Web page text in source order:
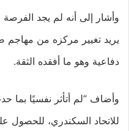
وأشار إلى أنه لم يجد
يريد تغيير مركزه من مهاجم
دفاعية وهو ما أفقده الثقة.
وأضاف “لم أتأثر نفسيًا بما
للاتحاد السكندري،